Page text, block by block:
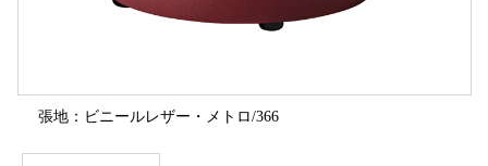
張地：ビニールレザー・メトロ/366